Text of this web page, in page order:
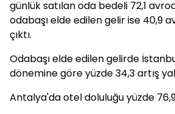
günlük satılan oda bedeli 72,1
odabaşı elde edilen gelir ise 40,9
çıktı.
Odabaşı elde edilen gelirde
dönemine göre yüzde 34,3 artış
Antalya'da otel doluluğu yüzde